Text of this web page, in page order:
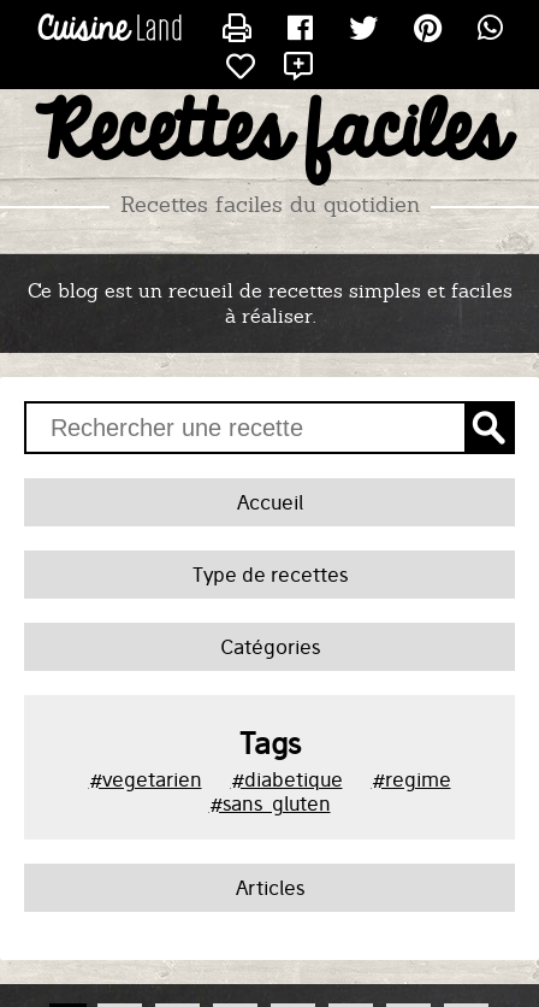
Recettes faciles
Recettes faciles du quotidien
Ce blog est un recueil de recettes simples et faciles
à réaliser.
Accueil
Type de recettes
Catégories
Tags
#vegetarien #diabetique
#regime
#sans_gluten
Articles
CONTACTER BASE